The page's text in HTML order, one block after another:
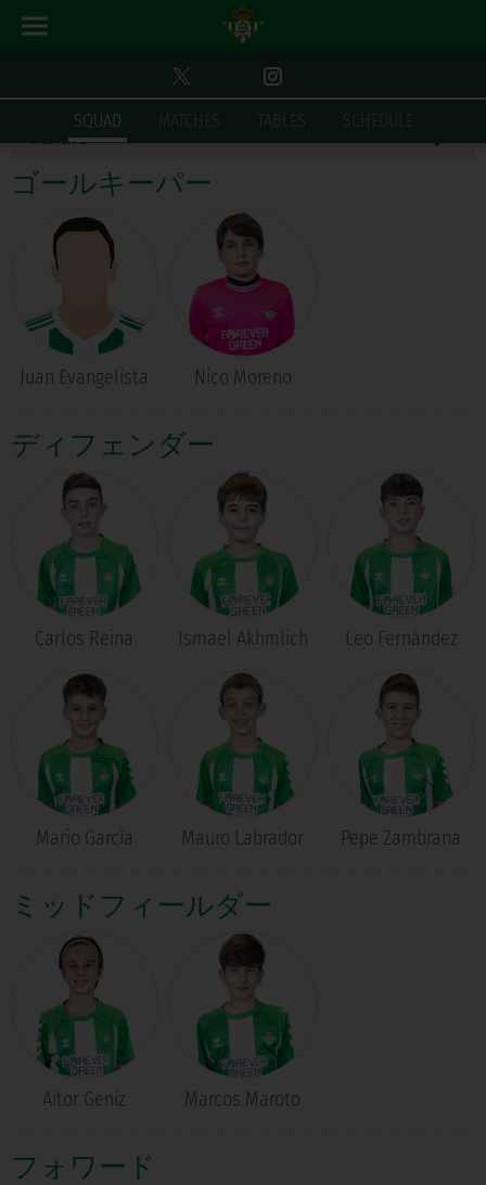
SQUAD MATCHES TABLES SCHEDULE
ALEVÍN B
ゴールキーパー
Juan Evangelista Nico Moreno
ディフェンダー
Carlos Reina Ismael Akhmlich Leo Fernández
Mario García Mauro Labrador Pepe Zambrana
ミッドフィールダー
Aitor Geniz Marcos Maroto
フォワード